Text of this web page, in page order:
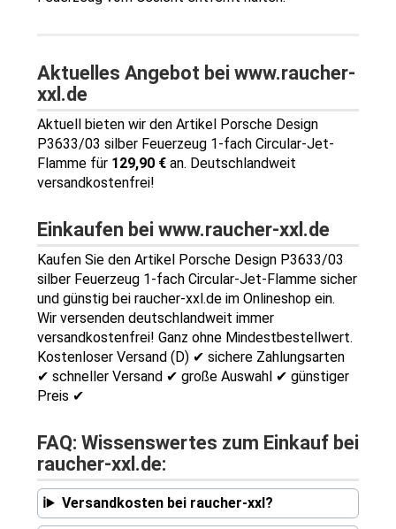
Aktuelles Angebot bei www.raucher-
xxl.de
Aktuell bieten wir den Artikel Porsche Design
P3633/03 silber Feuerzeug 1-fach Circular-Jet-
Flamme für 129,90 €an. Deutschlandweit
versandkostenfrei!
Einkaufen bei www.raucher-xxl.de
Kaufen Sie den Artikel Porsche Design P3633/03
silber Feuerzeug 1-fach Circular-Jet-Flamme sicher
und günstig bei raucher-xxl.de im Onlineshop ein.
Wir versenden deutschlandweit immer
versandkostenfrei! Ganz ohne Mindestbestellwert.
Kostenloser Versand (D) ✔ sichere Zahlungsarten
✔ schneller Versand ✔ große Auswahl ✔ günstiger
Preis ✔
FAQ: Wissenswertes zum Einkauf bei
raucher-xxl.de:
Versandkosten bei raucher-xxl?